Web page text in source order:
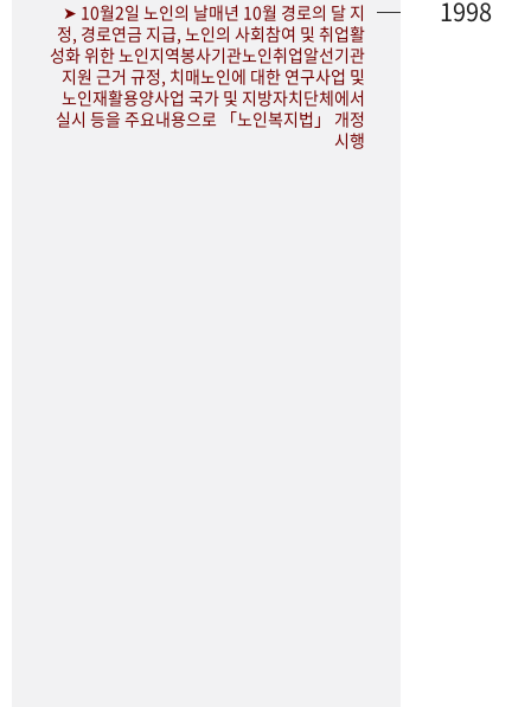
➤ 10월2일 노인의 날매년 10월 경로의 달 지
정, 경로연금 지급, 노인의 사회참여 및 취업활
성화 위한 노인지역봉사기관노인취업알선기관
지원 근거 규정, 치매노인에 대한 연구사업 및
노인재활용양사업 국가 및 지방자치단체에서
실시 등을 주요내용으로 「노인복지법」 개정
시행
1998